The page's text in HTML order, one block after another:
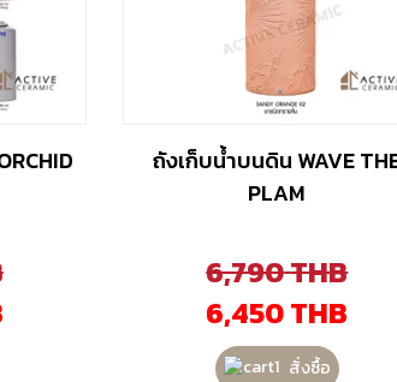
ถังเก็บน้ำบนดิน WAVE
PLAM
6,790THB
6,450THB
สั่งซื้อ